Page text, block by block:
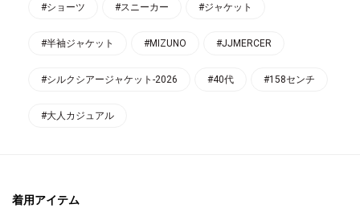
#ショーツ #スニーカー #ジャケット
#半袖ジャケット #MIZUNO #JJMERCER
#シルクシアージャケット-2026 #40代 #158センチ
#大人カジュアル
着用アイテム